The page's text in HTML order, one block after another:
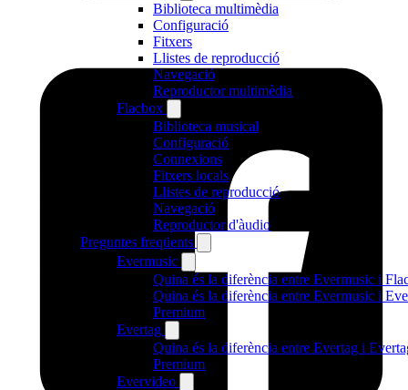
Biblioteca multimèdia
Configuració
Fitxers
Llistes de reproducció
Navegació
Reproductor multimèdia
Flacbox
Biblioteca musical
Configuració
Connexions
Fitxers locals
Llistes de reproducció
Navegació
Reproductor d'àudio
Preguntes freqüents
Evermusic
Quina és la diferència entre Evermusic i
Quina és la diferència entre Evermusic i
Premium
Evertag
Quina és la diferència entre Evertag i
Premium
Evervideo